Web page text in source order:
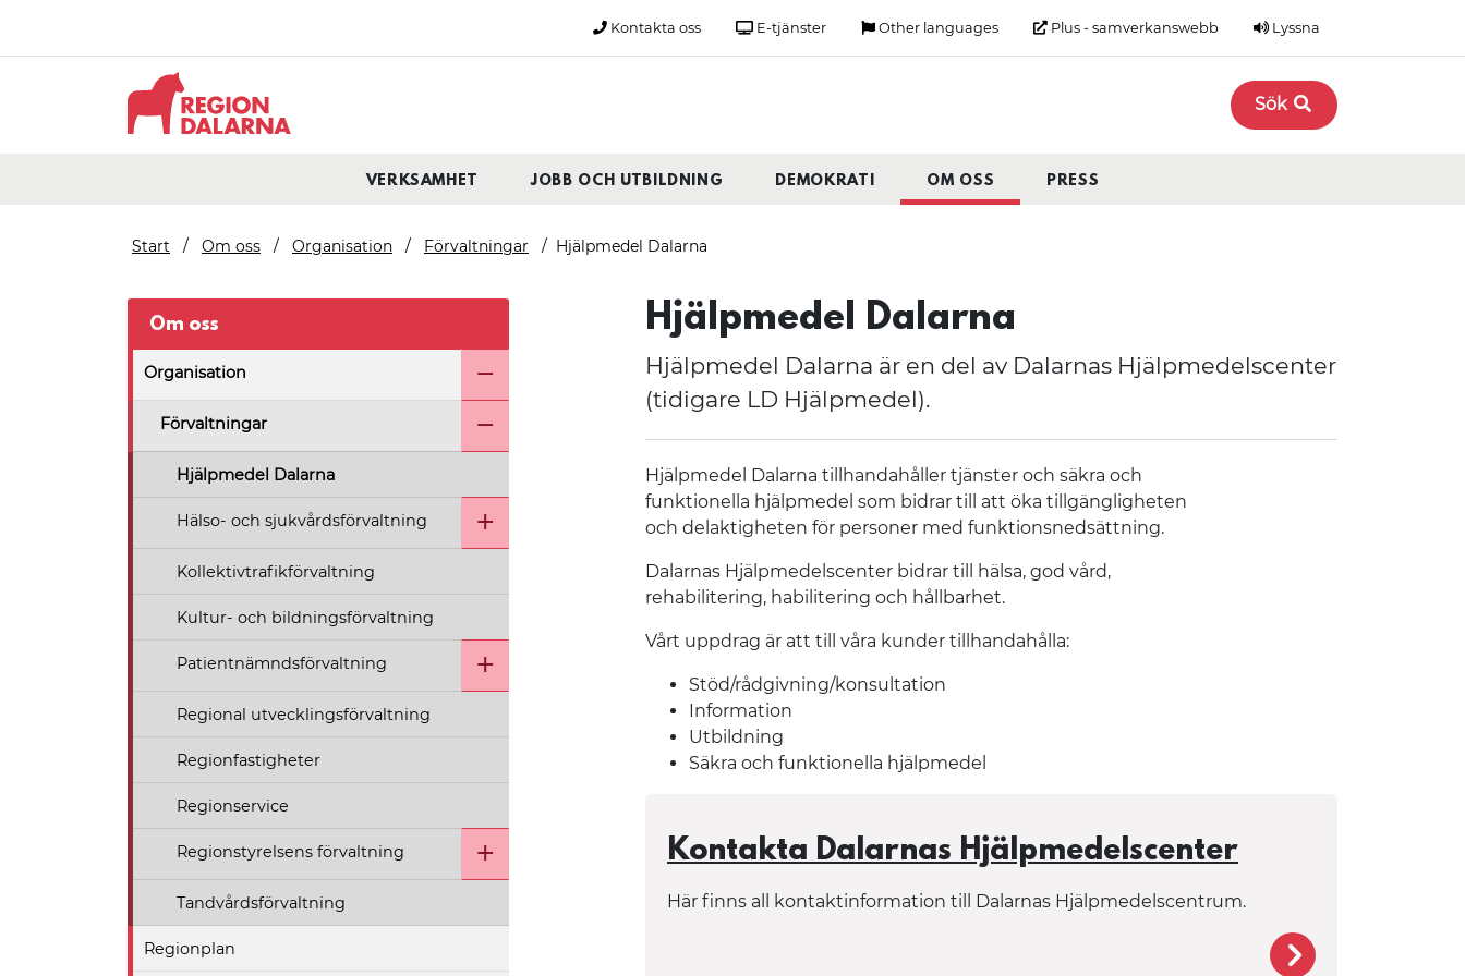
Kontakta oss E-tjänster Other languages Plus - samverkanswebb Lyssna
Sök
VERKSAMHET JOBB OCH UTBILDNING DEMOKRATI OM OSS PRESS
Start Om oss Organisation Förvaltningar Hjälpmedel Dalarna
Om oss
Organisation
Stäng undermeny för Organisation
Förvaltningar
Stäng undermeny för Förvaltningar
Hjälpmedel Dalarna
Hälso- och sjukvårdsförvaltning
Öppna undermeny för Hälso- och sjukvårdsförvaltning
Kollektivtrafikförvaltning
Kultur- och bildningsförvaltning
Patientnämndsförvaltning
Öppna undermeny för Patientnämndsförvaltning
Regional utvecklingsförvaltning
Regionfastigheter
Regionservice
Regionstyrelsens förvaltning
Öppna undermeny för Regionstyrelsens förvaltning
Tandvårdsförvaltning
Regionplan
Hjälpmedel Dalarna
Hjälpmedel Dalarna är en del av Dalarnas Hjälpmedelscenter
(tidigare LD Hjälpmedel).
Hjälpmedel Dalarna tillhandahåller tjänster och säkra och
funktionella hjälpmedel som bidrar till att öka tillgängligheten
och delaktigheten för personer med funktionsnedsättning.
Dalarnas Hjälpmedelscenter bidrar till hälsa, god vård,
rehabilitering, habilitering och hållbarhet.
Vårt uppdrag är att till våra kunder tillhandahålla:
Stöd/rådgivning/konsultation
Information
Utbildning
Säkra och funktionella hjälpmedel
Kontakta Dalarnas Hjälpmedelscenter
Här finns all kontaktinformation till Dalarnas Hjälpmedelscentrum.